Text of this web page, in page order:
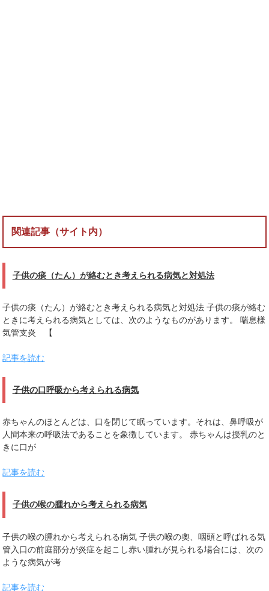
関連記事（サイト内）
子供の痰（たん）が絡むとき考えられる病気と対処法
子供の痰（たん）が絡むとき考えられる病気と対処法 子供の痰が絡む
ときに考えられる病気としては、次のようなものがあります。 喘息様
気管支炎 【
記事を読む
子供の口呼吸から考えられる病気
赤ちゃんのほとんどは、口を閉じて眠っています。それは、鼻呼吸が
人間本来の呼吸法であることを象徴しています。 赤ちゃんは授乳のと
きに口が
記事を読む
子供の喉の腫れから考えられる病気
子供の喉の腫れから考えられる病気 子供の喉の奧、咽頭と呼ばれる気
管入口の前庭部分が炎症を起こし赤い腫れが見られる場合には、次の
ような病気が考
記事を読む